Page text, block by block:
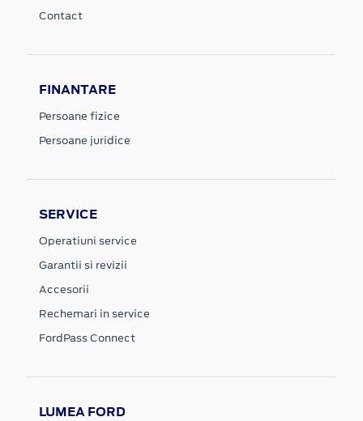
Contact
FINANTARE
Persoane fizice
Persoane juridice
SERVICE
Operatiuni service
Garantii si revizii
Accesorii
Rechemari in service
FordPass Connect
LUMEA FORD